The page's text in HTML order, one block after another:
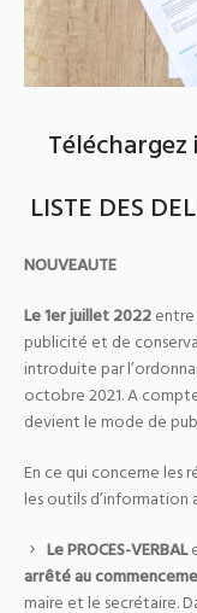
LISTE DES
NOUVEAUTE
Le 1er juillet 2022
publicité et de
introduite par
octobre 2021. A
devient le mode de
En ce qui concerne les
les outils d’information
Le PROCES-VERBAL
arrêté au
maire et le secrétaire.